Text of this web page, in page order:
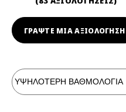
ΓΡΆΨΤΕ ΜΙΑ ΑΞΙΟΛΟΓΗΣΗ